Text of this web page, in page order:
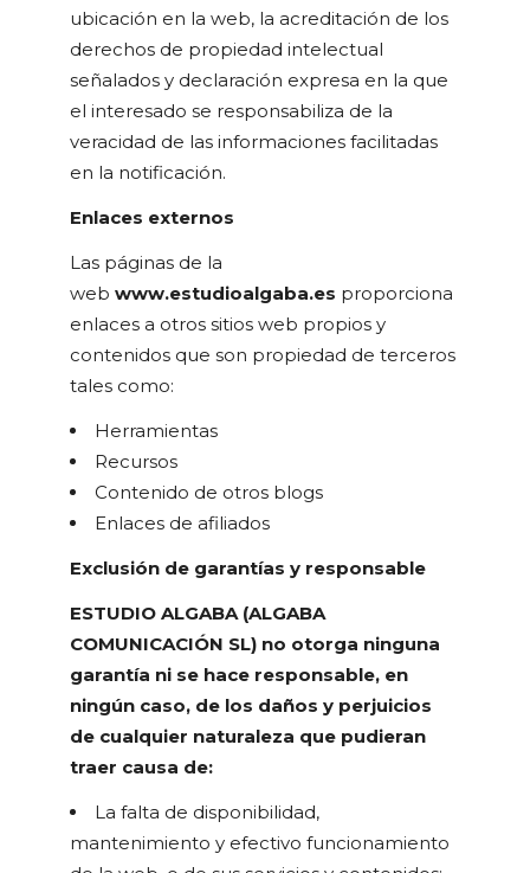
ubicación en la web, la acreditación de los
derechos de propiedad intelectual
señalados y declaración expresa en la que
el interesado se responsabiliza de la
veracidad de las informaciones facilitadas
en la notificación.
Enlaces externos
Las páginas de la
web www.estudioalgaba.es proporciona
enlaces a otros sitios web propios y
contenidos que son propiedad de terceros
tales como:
Herramientas
Recursos
Contenido de otros blogs
Enlaces de afiliados
Exclusión de garantías y responsable
ESTUDIO ALGABA (ALGABA
COMUNICACIÓN SL) no otorga ninguna
garantía ni se hace responsable, en
ningún caso, de los daños y perjuicios
de cualquier naturaleza que pudieran
traer causa de:
La falta de disponibilidad,
mantenimiento y efectivo funcionamiento